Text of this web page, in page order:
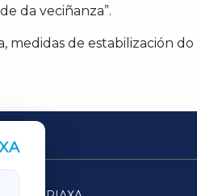
da veciñanza”.
medidas de estabilización